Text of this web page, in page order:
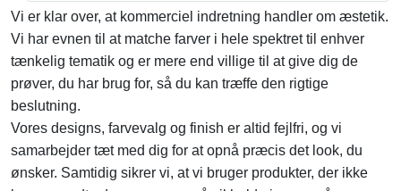
Vi er klar over, at kommerciel indretning handler om æstetik.
Vi har evnen til at matche farver i hele spektret til enhver
tænkelig tematik og er mere end villige til at give dig de
prøver, du har brug for, så du kan træffe den rigtige
beslutning.
Vores designs, farvevalg og finish er altid fejlfri, og vi
samarbejder tæt med dig for at opnå præcis det look, du
ønsker. Samtidig sikrer vi, at vi bruger produkter, der ikke